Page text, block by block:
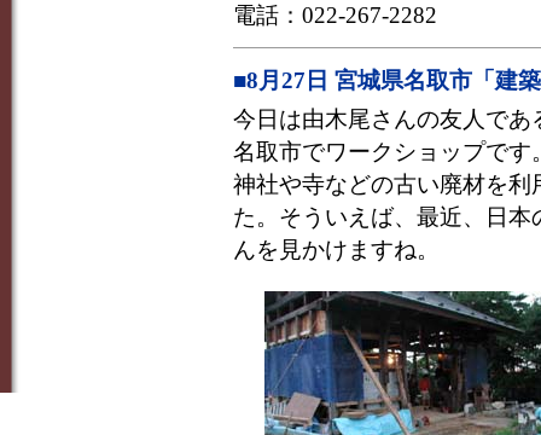
電話：022-267-2282
■8月27日 宮城県名取市「
今日は由木尾さんの友人で
名取市でワークショップで
神社や寺などの古い廃材を
た。そういえば、最近、日
んを見かけますね。